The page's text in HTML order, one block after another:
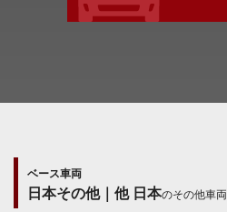
ベース車両
日本その他｜他 日本のその他車両